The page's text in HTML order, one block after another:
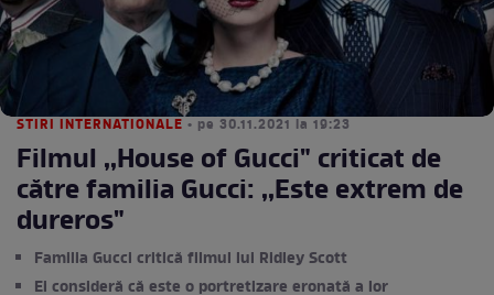
STIRI INTERNATIONALE • pe 30.11.2021 la 19:23
Filmul ,,House of Gucci" criticat de
către familia Gucci: ,,Este extrem de
dureros"
Familia Gucci critică filmul lui Ridley Scott
Ei consideră că este o portretizare eronată a lor